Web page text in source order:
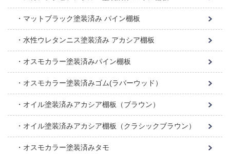
マットブラック塗装済み パイン棚板
水性ウレタンニス塗装済み アカシア棚板
オスモカラー塗装済みパイン棚板
オスモカラー塗装済みゴム(ラバーウッド）
オイル塗装済みアカシア棚板（ブラウン）
オイル塗装済みアカシア棚板（クラシックブラウン）
オスモカラー塗装済みタモ